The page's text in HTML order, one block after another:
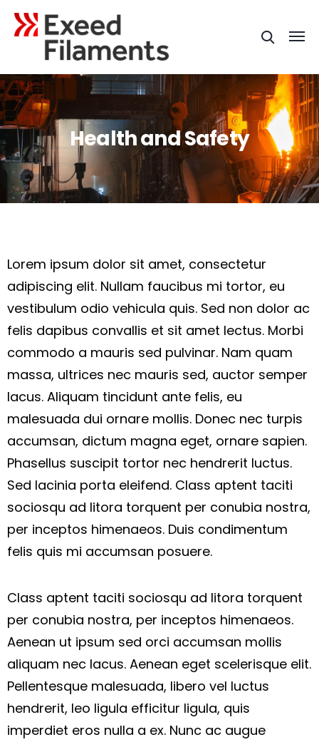
Health and Safety
Lorem ipsum dolor sit amet, consectetur
adipiscing elit. Nullam faucibus mi tortor, eu
vestibulum odio vehicula quis. Sed non dolor ac
felis dapibus convallis et sit amet lectus. Morbi
commodo a mauris sed pulvinar. Nam quam
massa, ultrices nec mauris sed, auctor semper
lacus. Aliquam tincidunt ante felis, eu
malesuada dui ornare mollis. Donec nec turpis
accumsan, dictum magna eget, ornare sapien.
Phasellus suscipit tortor nec hendrerit luctus.
Sed lacinia porta eleifend. Class aptent taciti
sociosqu ad litora torquent per conubia nostra,
per inceptos himenaeos. Duis condimentum
felis quis mi accumsan posuere.
Class aptent taciti sociosqu ad litora torquent
per conubia nostra, per inceptos himenaeos.
Aenean ut ipsum sed orci accumsan mollis
aliquam nec lacus. Aenean eget scelerisque elit.
Pellentesque malesuada, libero vel luctus
hendrerit, leo ligula efficitur ligula, quis
imperdiet eros nulla a ex. Nunc ac augue